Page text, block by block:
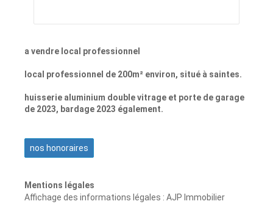
a vendre local professionnel
local professionnel de 200m² environ, situé à saintes.
huisserie aluminium double vitrage et porte de garage
de 2023, bardage 2023 également.
nos honoraires
Mentions légales
Affichage des informations légales : AJP Immobilier